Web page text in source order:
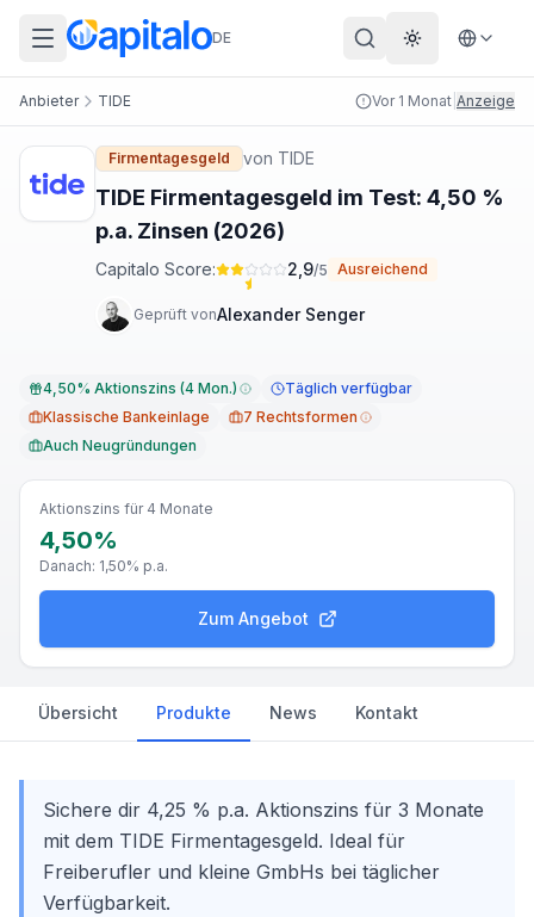
DE Theme
Anbieter TIDE Vor 1 Monat Anzeige
Firmentagesgeld von TIDE
TIDE Firmentagesgeld im Test: 4,50 %
p.a. Zinsen (2026)
Capitalo Score: 2,9/5 Ausreichend
Geprüft vonAlexander Senger
4,50% Aktionszins (4 Mon.)
Täglich verfügbar
Klassische Bankeinlage
7 Rechtsformen
Auch Neugründungen
Aktionszins für 4 Monate
4,50%
Danach: 1,50% p.a.
Zum Angebot
Übersicht Produkte News Kontakt
Sichere dir 4,25 % p.a. Aktionszins für 3 Monate
mit dem TIDE Firmentagesgeld. Ideal für
Freiberufler und kleine GmbHs bei täglicher
Verfügbarkeit.